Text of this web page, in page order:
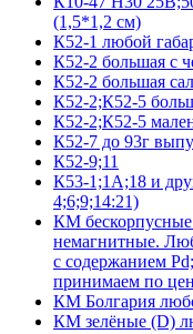
(1,5*1,2 см)
К52-1 любой
К52-2 большая с
К52-2 большая
К52-2;К52-5
К52-2;К52-5
К52-7 до 93г
К52-9;11
К53-1;1А;18 и
4;6;9;14:21)
КМ бескорпусные
немагнитные.
с содержанием
принимаем по
КМ Болгария
КМ зелёные (D)